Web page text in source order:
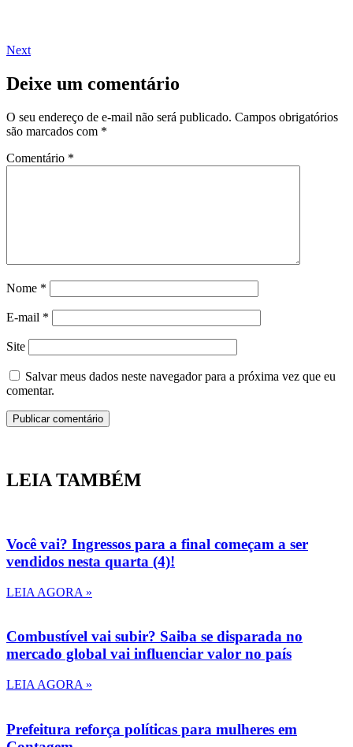
Next
Deixe um comentário
O seu endereço de e-mail não será publicado. Campos obrigatórios
são marcados com *
Comentário *
Nome *
E-mail *
Site
Salvar meus dados neste navegador para a próxima vez que eu
comentar.
LEIA TAMBÉM
Você vai? Ingressos para a final começam a ser
vendidos nesta quarta (4)!
LEIA AGORA »
Combustível vai subir? Saiba se disparada no
mercado global vai influenciar valor no país
LEIA AGORA »
Prefeitura reforça políticas para mulheres em